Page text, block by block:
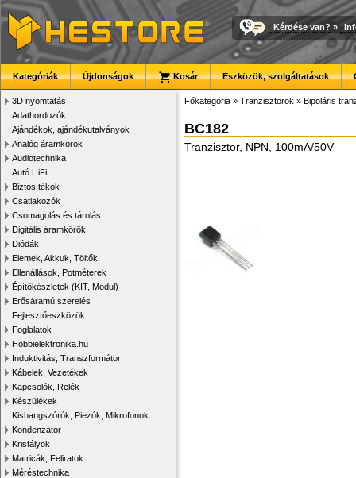
Kérdése van? »
Kategóriák Újdonságok Kosár Eszközök, szolgáltatások
3D nyomtatás
Adathordozók
Ajándékok, ajándékutalványok
Analóg áramkörök
Audiotechnika
Autó HiFi
Biztosítékok
Csatlakozók
Csomagolás és tárolás
Digitális áramkörök
Diódák
Elemek, Akkuk, Töltők
Ellenállások, Potméterek
Építőkészletek (KIT, Modul)
Erősáramú szerelés
Fejlesztőeszközök
Foglalatok
Hobbielektronika.hu
Induktivitás, Transzformátor
Kábelek, Vezetékek
Kapcsolók, Relék
Készülékek
Kishangszórók, Piezók, Mikrofonok
Kondenzátor
Kristályok
Matricák, Feliratok
Méréstechnika
Főkategória » Tranzisztorok » Bipoláris
BC182
Tranzisztor, NPN, 100mA/50V